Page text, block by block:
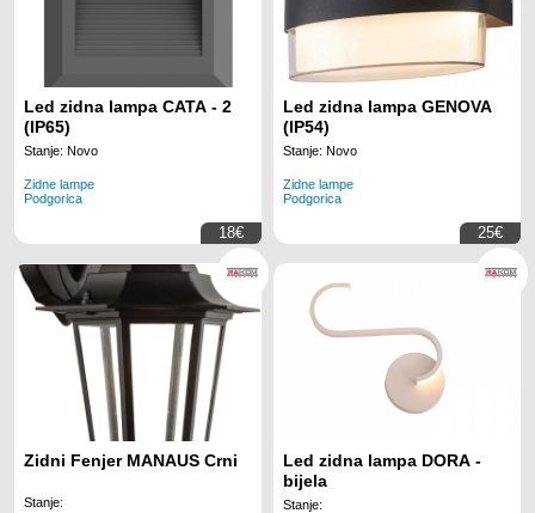
Led zidna lampa CATA - 2
(IP65)
Stanje: Novo
Zidne lampe
Podgorica
18€
Led zidna lampa GENOVA
(IP54)
Stanje: Novo
Zidne lampe
Podgorica
25€
Zidni Fenjer MANAUS Crni
Stanje:
Led zidna lampa DORA -
bijela
Stanje: